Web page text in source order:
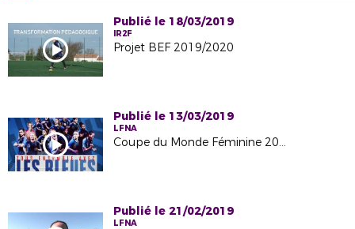
Publié le 18/03/2019
IR2F
Projet BEF 2019/2020
Publié le 13/03/2019
LFNA
Coupe du Monde Féminine 2019
Publié le 21/02/2019
LFNA